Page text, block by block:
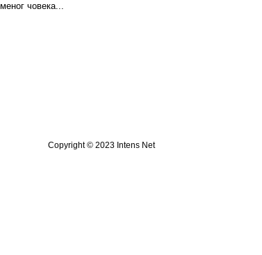
човека...
Copyright © 2023 Intens Net